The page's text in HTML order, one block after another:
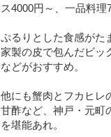
ス4000円～、一品料理
ぷるりとした食感がた
家製の皮で包んだビッ
などがおすすめ。
他にも蟹肉とフカヒレ
甘酢など、神戸・元町
を堪能あれ。